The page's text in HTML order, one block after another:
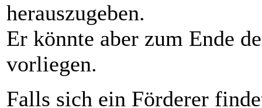
herauszugeben.
Er könnte aber zum Ende
vorliegen.
Falls sich ein Förderer